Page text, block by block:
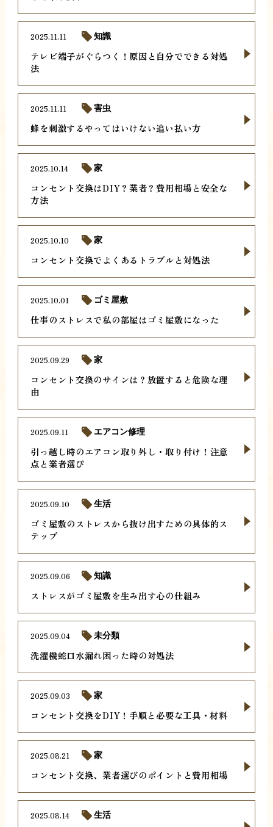
テレビ端子がぐらつく！原因と自分でできる対処
法
2025.11.11 知識
蜂を刺激するやってはいけない追い払い方
2025.11.11 害虫
コンセント交換はDIY？業者？費用相場と安全な
方法
2025.10.14 家
コンセント交換でよくあるトラブルと対処法
2025.10.10 家
仕事のストレスで私の部屋はゴミ屋敷になった
2025.10.01 ゴミ屋敷
コンセント交換のサインは？放置すると危険な理
由
2025.09.29 家
引っ越し時のエアコン取り外し・取り付け！注意
点と業者選び
2025.09.11 エアコン修理
ゴミ屋敷のストレスから抜け出すための具体的ス
テップ
2025.09.10 生活
ストレスがゴミ屋敷を生み出す心の仕組み
2025.09.06 知識
洗濯機蛇口水漏れ困った時の対処法
2025.09.04 未分類
コンセント交換をDIY！手順と必要な工具・材料
2025.09.03 家
コンセント交換、業者選びのポイントと費用相場
2025.08.21 家
2025.08.14 生活